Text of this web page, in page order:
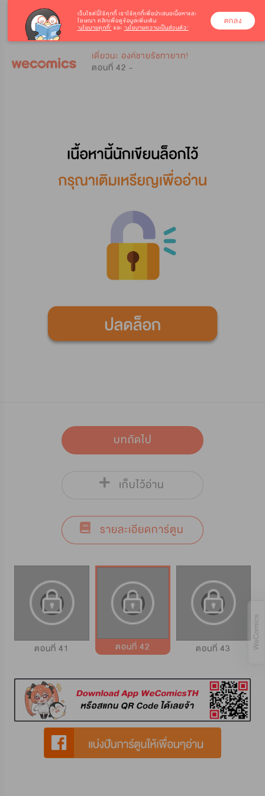
เดี๋ยวนะ องค์ชายรัชทายาท!
ตอนที่ 42 -
บทถัดไป
เก็บไว้อ่าน
รายละเอียดการ์ตูน
ตอนที่ 41 ตอนที่ 42 ตอนที่ 43
เว็บไซต์นี้ใช้คุกกี้ เราใช้คุกกี้เพื่อนำเสนอเนื้อหาและ
โฆษณา คลิกเพื่อดูข้อมูลเพิ่มเติม
‘นโยบายคุกกี้’ และ ‘นโยบายความเป็นส่วนตัว’
ตกลง